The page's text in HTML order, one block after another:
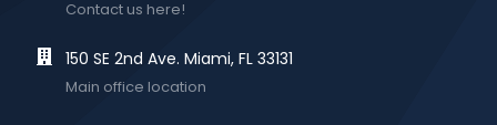
Contact us here!
150 SE 2nd Ave. Miami, FL 33131
Main office location